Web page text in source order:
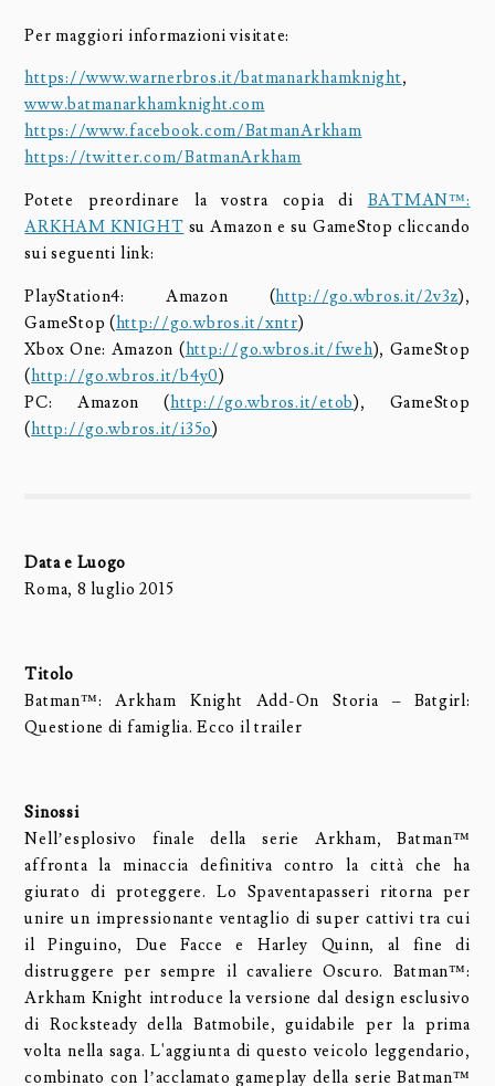
Per maggiori informazioni visitate:
https://www.warnerbros.it/batmanarkhamknight,
www.batmanarkhamknight.com
https://www.facebook.com/BatmanArkham
https://twitter.com/BatmanArkham
Potete preordinare la vostra copia di BATMAN™:
ARKHAM KNIGHT su Amazon e su GameStop cliccando
sui seguenti link:
PlayStation4: Amazon (http://go.wbros.it/2v3z),
GameStop (http://go.wbros.it/xntr)
Xbox One: Amazon (http://go.wbros.it/fweh), GameStop
(http://go.wbros.it/b4y0)
PC: Amazon (http://go.wbros.it/etob), GameStop
(http://go.wbros.it/i35o)
Data e Luogo
Roma, 8 luglio 2015
Titolo
Batman™: Arkham Knight Add-On Storia – Batgirl:
Questione di famiglia. Ecco il trailer
Sinossi
Nell’esplosivo finale della serie Arkham, Batman™
affronta la minaccia definitiva contro la città che ha
giurato di proteggere. Lo Spaventapasseri ritorna per
unire un impressionante ventaglio di super cattivi tra cui
il Pinguino, Due Facce e Harley Quinn, al fine di
distruggere per sempre il cavaliere Oscuro. Batman™:
Arkham Knight introduce la versione dal design esclusivo
di Rocksteady della Batmobile, guidabile per la prima
volta nella saga. L'aggiunta di questo veicolo leggendario,
combinato con l’acclamato gameplay della serie Batman™